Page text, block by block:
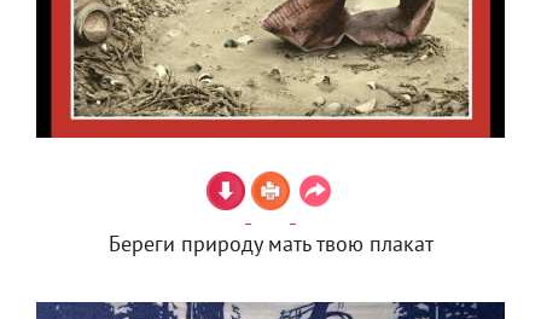
Береги природу мать твою плакат